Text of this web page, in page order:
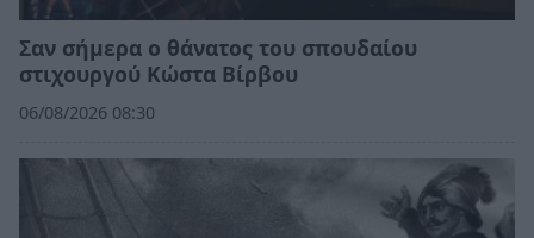
Σαν σήμερα ο θάνατος του σπουδαίου
στιχουργού Κώστα Βίρβου
06/08/2026 08:30